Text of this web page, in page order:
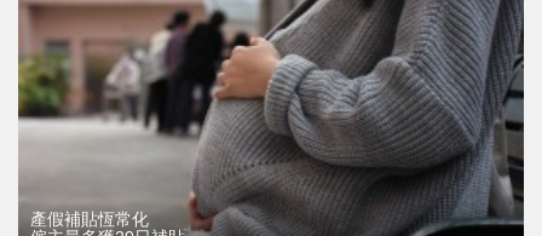
產假補貼恆常化